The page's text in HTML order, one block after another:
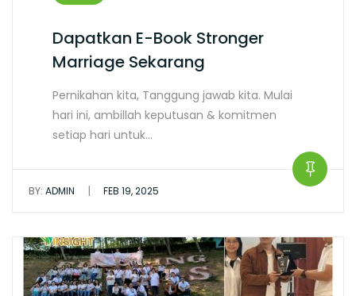
Dapatkan E-Book Stronger
Marriage Sekarang
Pernikahan kita, Tanggung jawab kita. Mulai
hari ini, ambillah keputusan & komitmen
setiap hari untuk…
BY: ADMIN | FEB 19, 2025